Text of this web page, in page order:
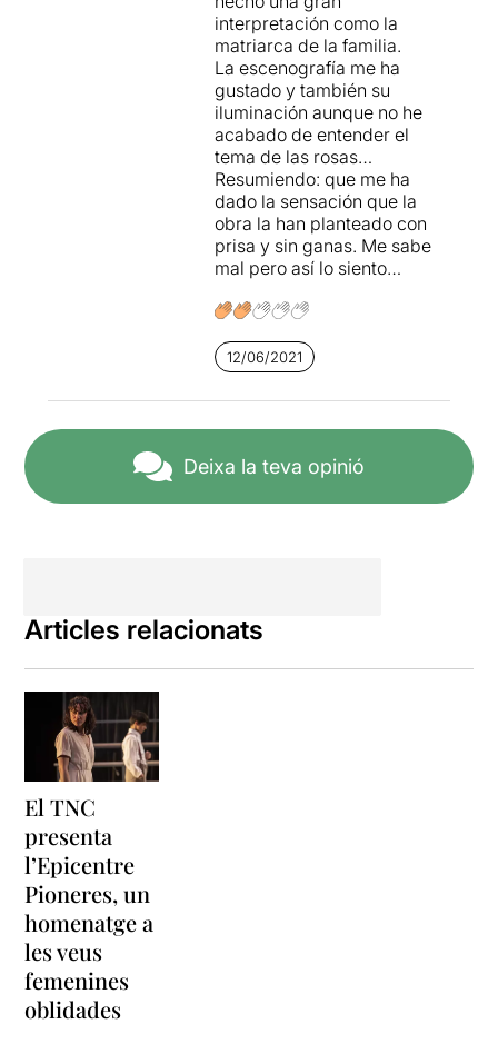
interpretación como la
matriarca de la familia.
La escenografía me ha
gustado y también su
iluminación aunque no he
acabado de entender el
tema de las rosas…
Resumiendo: que me ha
dado la sensación que la
obra la han planteado con
prisa y sin ganas. Me sabe
mal pero así lo siento…
12/06/2021
Deixa la teva opinió
Articles relacionats
El TNC
presenta
l’Epicentre
Pioneres, un
homenatge a
les veus
femenines
oblidades